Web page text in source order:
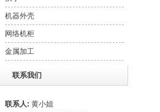
机器外壳
网络机柜
- 147
金属加工
联系我们
联系人: 黄小姐